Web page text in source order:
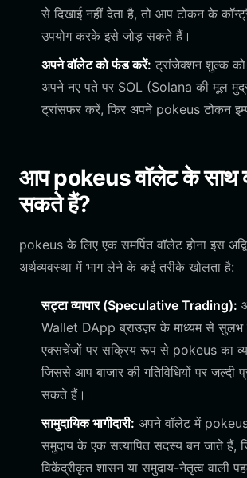
से दिखाई नहीं देता है, तो आप टोकन के
उपयोग करके इसे जोड़ सकते हैं।
अपने वॉलेट को फंड करें: ट्रांजेक्शन शुल्क
अपने नए पते पर SOL (Solana की मूल
ट्रांसफर करें, फिर अपने pokeus टोकन
आप pokeus वॉलेट के साथ
सकते हैं?
pokeus के लिए एक समर्पित वॉलेट होना इस
अर्थव्यवस्था में भाग लेने के कई तरीके खोलता है:
सट्टा व्यापार (Speculative Trading):
Wallet DApp ब्राउज़र के माध्यम से सुलभ
एक्सचेंजों पर सक्रिय रूप से pokeus का
जिससे आप बाजार की गतिविधियों पर जल्दी
सकते हैं।
सामुदायिक भागीदारी: अपने वॉलेट में
समुदाय के एक सत्यापित सदस्य बन जाते हैं,
विकेंद्रीकृत शासन या समुदाय-नेतृत्व वाली